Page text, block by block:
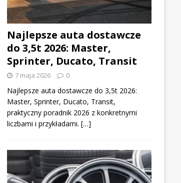
Najlepsze auta dostawcze
do 3,5t 2026: Master,
Sprinter, Ducato, Transit
7 maja 2026 0
Najlepsze auta dostawcze do 3,5t 2026:
Master, Sprinter, Ducato, Transit,
praktyczny poradnik 2026 z konkretnymi
liczbami i przykładami. […]